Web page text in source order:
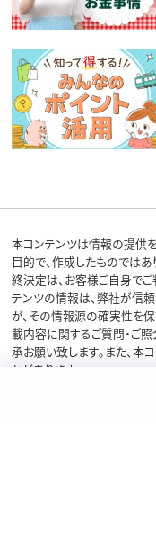
本コンテンツは情報の提供
目的で、作成したものでは
終決定は、お客様ご自身でご
テンツの情報は、弊社が信
が、その情報源の確実性を
載内容に関するご質問・ご
承お願い致します。また、
とがあります。